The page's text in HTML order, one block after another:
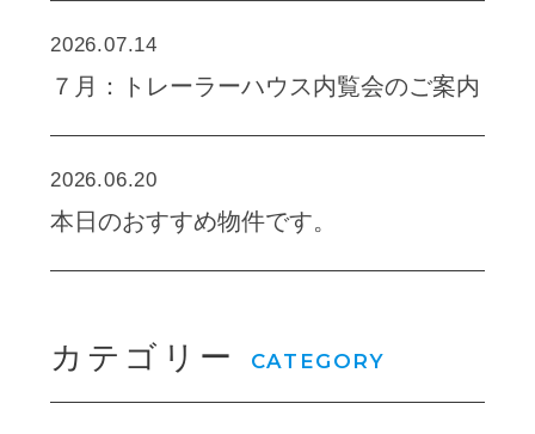
2026.07.14
７月：トレーラーハウス内覧会のご案内
2026.06.20
本日のおすすめ物件です。
カテゴリー CATEGORY